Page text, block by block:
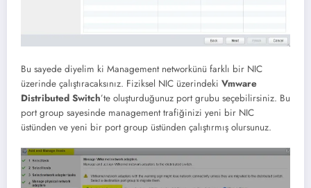
Bu sayede diyelim ki Management networkünü farklı bir NIC
üzerinde çalıştıracaksınız. Fiziksel NIC üzerindeki Vmware
Distributed Switch’te oluşturduğunuz port grubu seçebilirsiniz. Bu
port group sayesinde management trafiğinizi yeni bir NIC
üstünden ve yeni bir port group üstünden çalıştırmış olursunuz.